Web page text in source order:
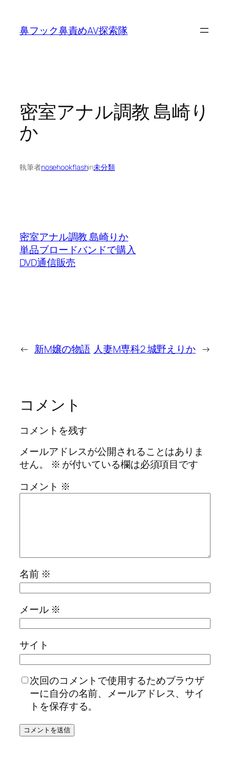
鼻フック鼻責めAV探索隊
密室アナル調教 島崎り
か
執筆者nosehookflashin未分類
密室アナル調教 島崎りか
単品ブロードバンドで購入
DVD通信販売
← 新M嬢の物語 人妻M専科2 城野えりか →
コメント
コメントを残す
メールアドレスが公開されることはありま
せん。
※ が付いている欄は必須項目です
コメント ※
名前 ※
メール ※
サイト
次回のコメントで使用するためブラウザ
ーに自分の名前、メールアドレス、サイ
トを保存する。